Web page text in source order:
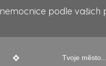
podle vašich
Tvoje město...